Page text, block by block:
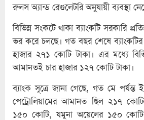
রুলস অ্যান্ড রেগুলেটরি অনুযায়ী ব্যবস্থা
বিভিন্ন সংকটে থাকা ব্যাংকটি সরকারি
ভর করে চলছে। গত বছর শেষে
হাজার ২৭১ কোটি টাকা। এর মধ্যে
আমানতই চার হাজার ১২৭ কোটি টাকা।
ব্যাংক সূত্রে জানা গেছে, গত মে পর্যন্ত
পেট্রোলিয়ামের আমানত ছিল ২১৭
১৫০ কোটি, যমুনা অয়েলের ১৫০ কোটি,